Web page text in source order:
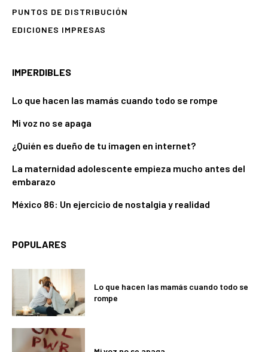
PUNTOS DE DISTRIBUCIÓN
EDICIONES IMPRESAS
IMPERDIBLES
Lo que hacen las mamás cuando todo se rompe
Mi voz no se apaga
¿Quién es dueño de tu imagen en internet?
La maternidad adolescente empieza mucho antes del
embarazo
México 86: Un ejercicio de nostalgia y realidad
POPULARES
Lo que hacen las mamás cuando todo se
rompe